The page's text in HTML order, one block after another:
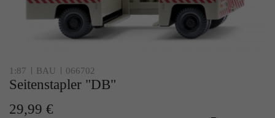
1:87 BAU 066702
Seitenstapler "DB"
29,99 €